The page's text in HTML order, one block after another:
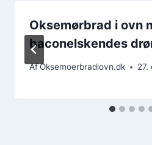
Oksemørbrad i ovn
baconelskendes
AfOksemoerbradiovn.dk 27.